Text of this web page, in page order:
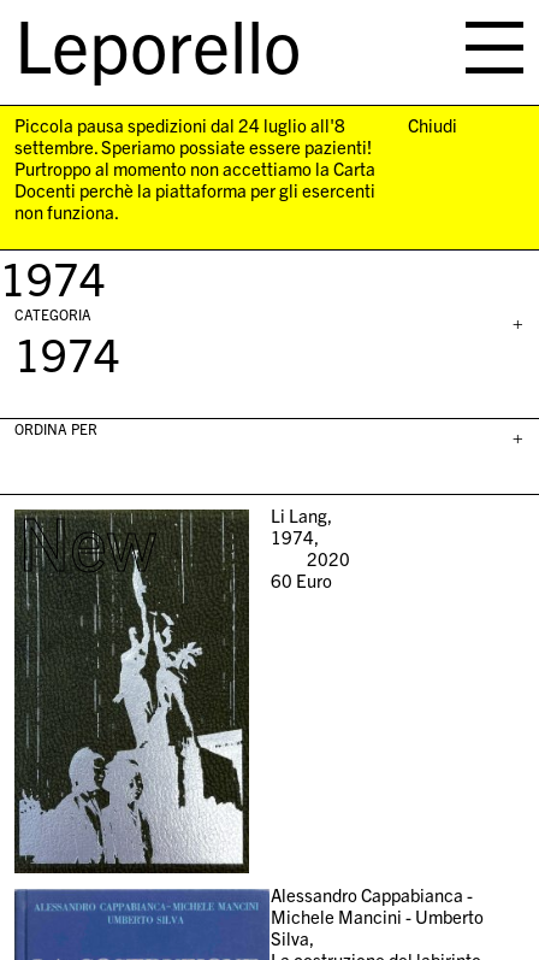
Leporello
navigation
Piccola pausa spedizioni dal 24 luglio all'8
settembre. Speriamo possiate essere pazienti!
Purtroppo al momento non accettiamo la Carta
Docenti perchè la piattaforma per gli esercenti
non funziona.
Chiudi
1974
+
CATEGORIA
1974
+
ORDINA PER
New
Li Lang,
1974,
2020
60 Euro
Alessandro Cappabianca -
Michele Mancini - Umberto
Silva,